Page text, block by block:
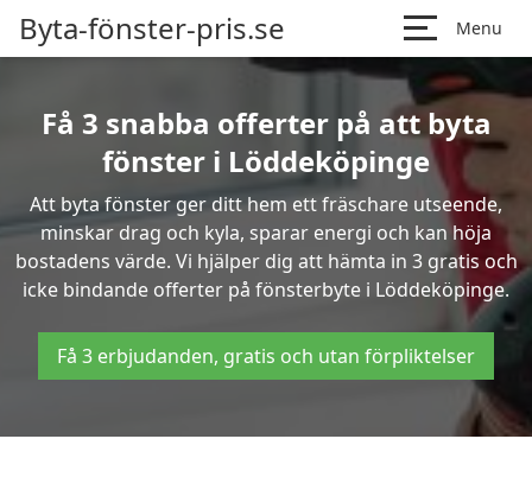
Byta-fönster-pris.se Menu
Få 3 snabba offerter på att byta
fönster i Löddeköpinge
Att byta fönster ger ditt hem ett fräschare utseende,
minskar drag och kyla, sparar energi och kan höja
bostadens värde. Vi hjälper dig att hämta in 3 gratis och
icke bindande offerter på fönsterbyte i Löddeköpinge.
Få 3 erbjudanden, gratis och utan förpliktelser